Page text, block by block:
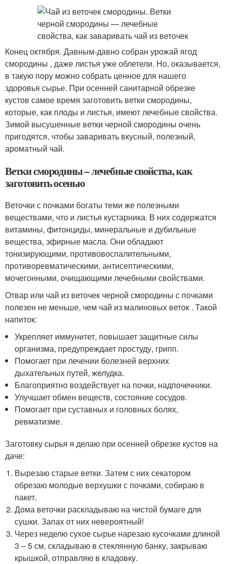
Конец октября. Давным-давно собран урожай ягод
смородины , даже листья уже облетели. Но, оказывается,
в такую пору можно собрать ценное для нашего
здоровья сырье. При осенней санитарной обрезке
кустов самое время заготовить ветки смородины,
которые, как плоды и листья, имеют лечебные свойства.
Зимой высушенные ветки черной смородины очень
пригодятся, чтобы заваривать вкусный, полезный,
ароматный чай.
Ветки смородины – лечебные свойства, как
заготовить осенью
Веточки с почками богаты теми же полезными
веществами, что и листья кустарника. В них содержатся
витамины, фитонциды, минеральные и дубильные
вещества, эфирные масла. Они обладают
тонизирующими, противовоспалительными,
противоревматическими, антисептическими,
мочегонными, очищающими лечебными свойствами.
Отвар или чай из веточек черной смородины с почками
полезен не меньше, чем чай из малиновых веток . Такой
напиток:
Укрепляет иммунитет, повышает защитные силы
организма, предупреждает простуду, грипп.
Помогает при лечении болезней верхних
дыхательных путей, желудка.
Благоприятно воздействует на почки, надпочечники.
Улучшает обмен веществ, состояние сосудов.
Помогает при суставных и головных болях,
ревматизме.
Заготовку сырья я делаю при осенней обрезке кустов на
даче:
Вырезаю старые ветки. Затем с них секатором
обрезаю молодые верхушки с почками, собираю в
пакет.
Дома веточки раскладываю на чистой бумаге для
сушки. Запах от них невероятный!
Через неделю сухое сырье нарезаю кусочками длиной
3 – 5 см, складываю в стеклянную банку, закрываю
крышкой, отправляю в кладовку.